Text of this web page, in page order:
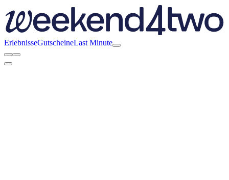
ErlebnisseGutscheineLast Minute